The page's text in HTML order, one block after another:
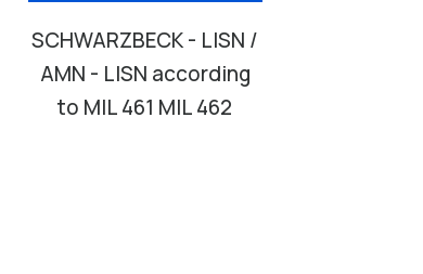
SCHWARZBECK - LISN /
AMN - LISN according
to MIL 461 MIL 462